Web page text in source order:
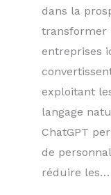
dans la
transformer
entreprises
exploitant
langage
ChatGPT
de
réduire les…